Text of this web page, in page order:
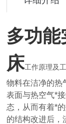
多功
床工作原理及
物料在洁净的热
表面与热空气*
态，从而有着*
的结构改进后，